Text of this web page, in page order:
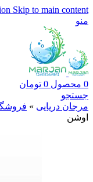
Skip to main content
منو
0 محصول 0 تومان
جستجو
مرجان دریایی »
اوشن